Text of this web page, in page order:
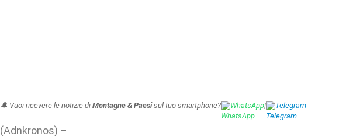
🔔 Vuoi ricevere le notizie di Montagne & Paesisul tuo smartphone? WhatsApp| Telegram
(Adnkronos) –